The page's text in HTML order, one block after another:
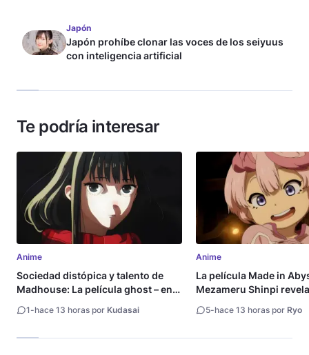
Japón
Japón prohíbe clonar las voces de los seiyuus
con inteligencia artificial
Te podría interesar
Anime
Sociedad distópica y talento de
Madhouse: La película ghost – end
1-hace 13 horas por Kudasai
Anime
La película Made in
Mezameru Shinpi
5-hace 13 horas por Ryo